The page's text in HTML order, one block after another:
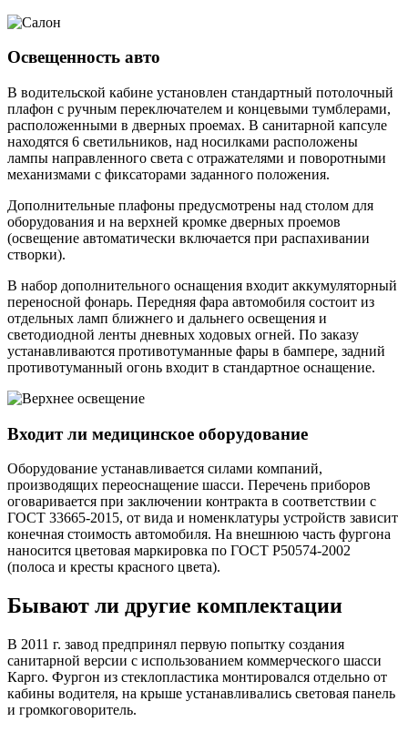
Освещенность авто
В водительской кабине установлен стандартный потолочный
плафон с ручным переключателем и концевыми тумблерами,
расположенными в дверных проемах. В санитарной капсуле
находятся 6 светильников, над носилками расположены
лампы направленного света с отражателями и поворотными
механизмами с фиксаторами заданного положения.
Дополнительные плафоны предусмотрены над столом для
оборудования и на верхней кромке дверных проемов
(освещение автоматически включается при распахивании
створки).
В набор дополнительного оснащения входит аккумуляторный
переносной фонарь. Передняя фара автомобиля состоит из
отдельных ламп ближнего и дальнего освещения и
светодиодной ленты дневных ходовых огней. По заказу
устанавливаются противотуманные фары в бампере, задний
противотуманный огонь входит в стандартное оснащение.
Входит ли медицинское оборудование
Оборудование устанавливается силами компаний,
производящих переоснащение шасси. Перечень приборов
оговаривается при заключении контракта в соответствии с
ГОСТ 33665-2015, от вида и номенклатуры устройств зависит
конечная стоимость автомобиля. На внешнюю часть фургона
наносится цветовая маркировка по ГОСТ Р50574-2002
(полоса и кресты красного цвета).
Бывают ли другие комплектации
В 2011 г. завод предпринял первую попытку создания
санитарной версии с использованием коммерческого шасси
Карго. Фургон из стеклопластика монтировался отдельно от
кабины водителя, на крыше устанавливались световая панель
и громкоговоритель.